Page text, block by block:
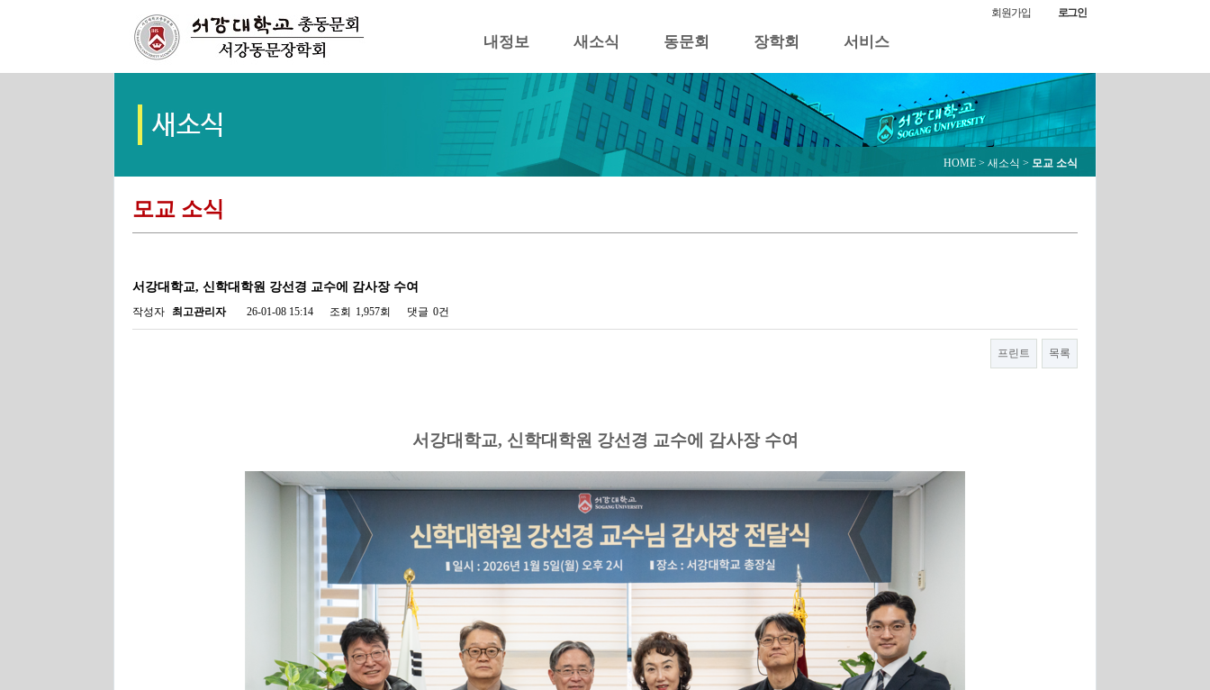
내정보 새소식 동문회 장학회 서비스
회원가입 로그인
HOME > 새소식 > 모교 소식
모교 소식
서강대학교, 신학대학원 강선경 교수에 감사장 수여
작성자 최고관리자 26-01-08 15:14 조회 1,957회 댓글 0건
프린트 목록
서강대학교, 신학대학원 강선경 교수에 감사장 수여